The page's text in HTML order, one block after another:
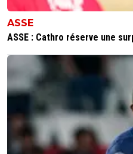
ASSE
ASSE : Cathro réserve une